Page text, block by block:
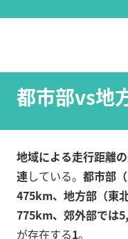
都市部vs地
地域による走行距離
連している。 都市部
475km、地方部（東
775km、郊外部では
が存在する1。